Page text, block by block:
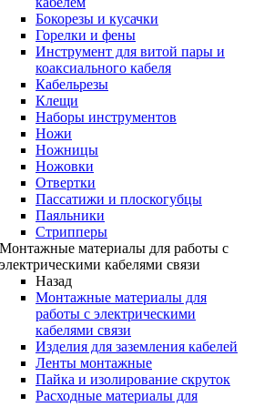
Бокорезы и кусачки
Горелки и фены
Инструмент для витой пары и
коаксиального кабеля
Кабельрезы
Клещи
Наборы инструментов
Ножи
Ножницы
Ножовки
Отвертки
Пассатижи и плоскогубцы
Паяльники
Стрипперы
Монтажные материалы для работы с
электрическими кабелями связи
Назад
Монтажные материалы для
работы с электрическими
кабелями связи
Изделия для заземления кабелей
Ленты монтажные
Пайка и изолирование скруток
Расходные материалы для